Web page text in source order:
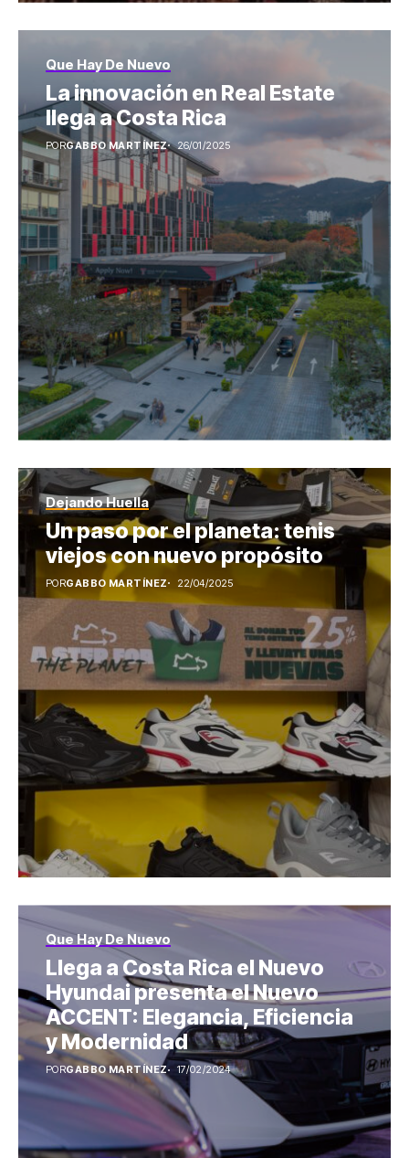
Que Hay De Nuevo
La innovación en Real Estate
llega a Costa Rica
PORGABBO MARTÍNEZ 26/01/2025
Dejando Huella
Un paso por el planeta: tenis
viejos con nuevo propósito
PORGABBO MARTÍNEZ 22/04/2025
Que Hay De Nuevo
Llega a Costa Rica el Nuevo
Hyundai presenta el Nuevo
ACCENT: Elegancia, Eficiencia
y Modernidad
PORGABBO MARTÍNEZ 17/02/2024